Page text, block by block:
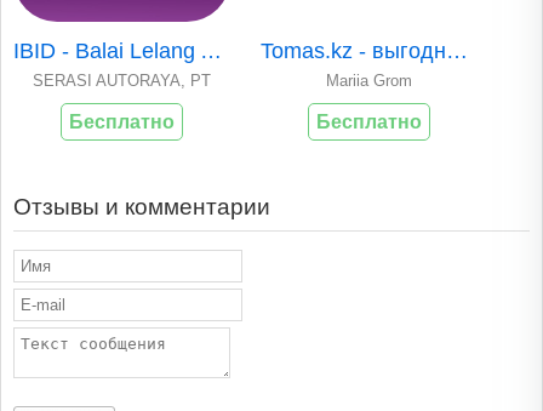
IBID - Balai Lelang Astra
SERASI AUTORAYA, PT
Бесплатно
Tomas.kz - выгодные покупки
Mariia Grom
Бесплатно
Отзывы и комментарии